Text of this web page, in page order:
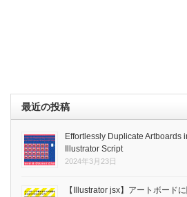
最近の投稿
Effortlessly Duplicate Artboards
Illustrator Script
2024年3月23日
【Illustrator jsx】アートボード